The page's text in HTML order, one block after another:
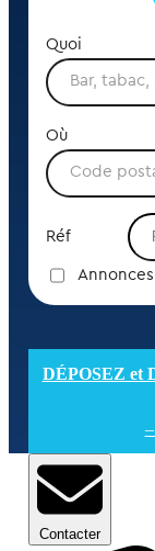
Quoi
Où
Réf
DÉPOSEZ et
Contacter